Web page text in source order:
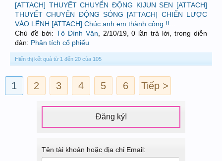
[ATTACH] THUYẾT CHUYỂN ĐỘNG KIJUN SEN [ATTACH]
THUYẾT CHUYỂN ĐỘNG SÓNG [ATTACH] CHIẾN LƯỢC
VÀO LỆNH [ATTACH] Chúc anh em thành công !!...
Chủ đề bởi: Tô Đình Văn 2/10/19, 0 lần trả lời, trong diễn
đàn: Phân tích cổ phiếu
Hiển thị kết quả từ 1 đến 20 của 105
1 2 3 4 5 6 Tiếp >
Đăng ký!
Tên tài khoản hoặc địa chỉ Email: